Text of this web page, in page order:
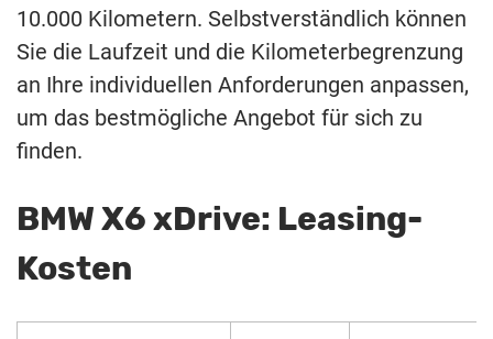
10.000 Kilometern. Selbstverständlich können
Sie die Laufzeit und die Kilometerbegrenzung
an Ihre individuellen Anforderungen anpassen,
um das bestmögliche Angebot für sich zu
finden.
BMW X6 xDrive: Leasing-
Kosten